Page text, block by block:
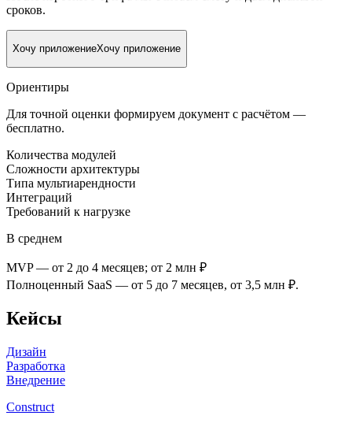
сроков.
Хочу приложениеХочу приложение
Ориентиры
Для точной оценки формируем документ с расчётом —
бесплатно.
Количества модулей
Сложности архитектуры
Типа мультиарендности
Интеграций
Требований к нагрузке
В среднем
MVP — от 2 до 4 месяцев; от 2 млн ₽
Полноценный SaaS — от 5 до 7 месяцев, от 3,5 млн ₽.
Кейсы
Дизайн
Разработка
Внедрение
Construct